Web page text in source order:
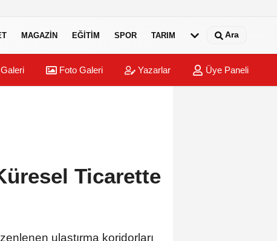
MAGAZIN EĞITIM SPOR TARIM Ara
Foto Galeri Yazarlar Üye Paneli
Ticarette
ulaştırma koridorları